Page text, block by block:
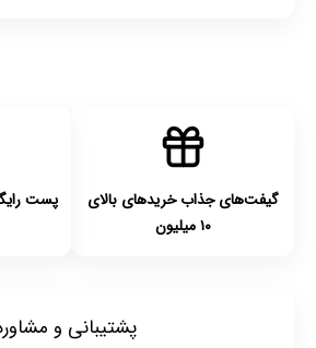
گیفت‌های جذاب خریدهای بالای
۱۰ میلیون
پست
پشتیبانی و